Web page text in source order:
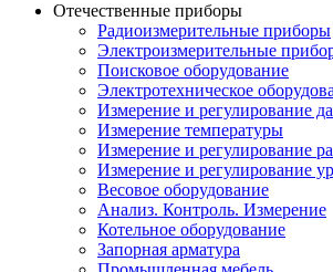
Отечественные приборы
Радиоизмерительные приборы
Электроизмерительные
Поисковое оборудование
Электротехническое
Измерение и регулирование
Измерение температуры
Измерение и регулирование
Измерение и регулирование
Весовое оборудование
Анализ. Контроль. Измерение
Котельное оборудование
Запорная арматура